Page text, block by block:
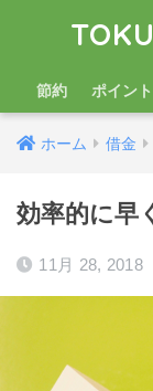
節約 ポイント
ホーム 借金
効率的に早
11月 28, 2018